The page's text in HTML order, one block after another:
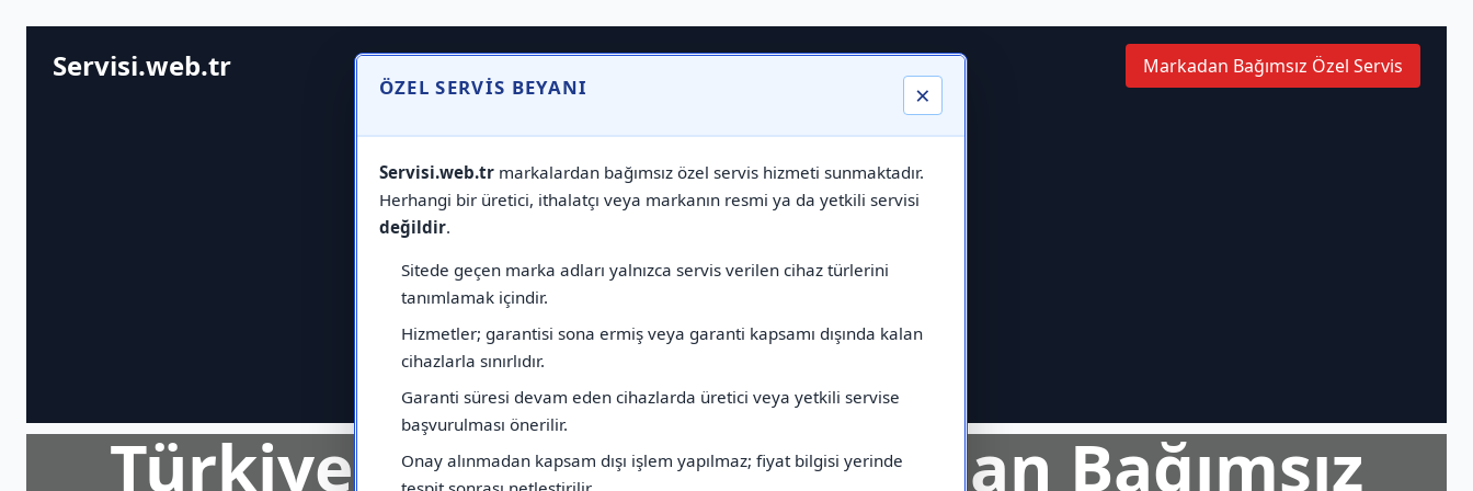
ÖZEL SERVIS BEYANI ×
Servisi.web.trmarkalardan bağımsız özel servis hizmeti sunmaktadır.
Herhangi bir üretici, ithalatçı veya markanın resmi ya da yetkili servisi
değildir.
Sitede geçen marka adları yalnızca servis verilen cihaz türlerini
tanımlamak içindir.
Hizmetler; garantisi sona ermiş veya garanti kapsamı dışında kalan
cihazlarla sınırlıdır.
Garanti süresi devam eden cihazlarda üretici veya yetkili servise
başvurulması önerilir.
Onay alınmadan kapsam dışı işlem yapılmaz; fiyat bilgisi yerinde
Servisi.web.tr Markadan Bağımsız Özel Servis
Türkiye GenelindeMarkadan Bağımsız